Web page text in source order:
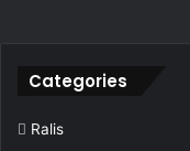
Categories
Ralis